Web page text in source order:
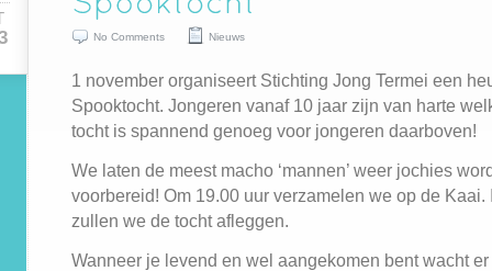
No Comments Nieuws
1 november organiseert Stichting Jong Termei een
Spooktocht. Jongeren vanaf 10 jaar zijn van harte
tocht is spannend genoeg voor jongeren daarboven!
We laten de meest macho ‘mannen’ weer jochies
voorbereid! Om 19.00 uur verzamelen we op de Kaai.
zullen we de tocht afleggen.
Wanneer je levend en wel aangekomen bent wacht